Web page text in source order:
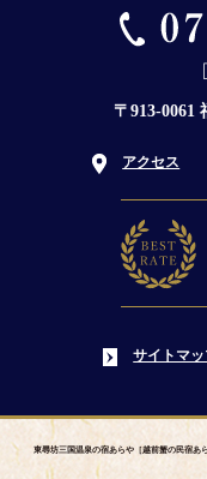
〒913-0061
アクセス
サイトマ
東尋坊三国温泉の宿あらや［越前蟹の民宿あ